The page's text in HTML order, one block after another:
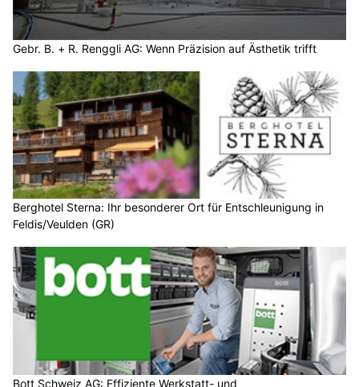
Gebr. B. + R. Renggli AG: Wenn Präzision auf Ästhetik trifft
Berghotel Sterna: Ihr besonderer Ort für Entschleunigung in
Feldis/Veulden (GR)
Bott Schweiz AG: Effiziente Werkstatt- und